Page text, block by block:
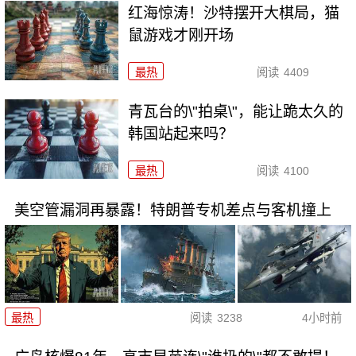
红海惊涛！沙特摆开大棋局，猫
鼠游戏才刚开场
最热 阅读 4409
青瓦台的\"拍桌\"，能让跪太久的
韩国站起来吗？
最热 阅读 4100
美空管漏洞再暴露！特朗普专机差点与客机撞上
最热 阅读 3238 4小时前